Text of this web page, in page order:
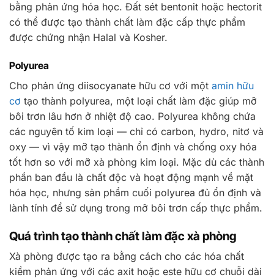
bằng phản ứng hóa học. Đất sét bentonit hoặc hectorit
có thể được tạo thành chất làm đặc cấp thực phẩm
được chứng nhận Halal và Kosher.
Polyurea
Cho phản ứng diisocyanate hữu cơ với một amin hữu
cơ tạo thành polyurea, một loại chất làm đặc giúp mỡ
bôi trơn lâu hơn ở nhiệt độ cao. Polyurea không chứa
các nguyên tố kim loại — chỉ có carbon, hydro, nitơ và
oxy — vì vậy mỡ tạo thành ổn định và chống oxy hóa
tốt hơn so với mỡ xà phòng kim loại. Mặc dù các thành
phần ban đầu là chất độc và hoạt động mạnh về mặt
hóa học, nhưng sản phẩm cuối polyurea đủ ổn định và
lành tính để sử dụng trong mỡ bôi trơn cấp thực phẩm.
Quá trình tạo thành chất làm đặc xà phòng
Xà phòng được tạo ra bằng cách cho các hóa chất
kiềm phản ứng với các axit hoặc este hữu cơ chuỗi dài